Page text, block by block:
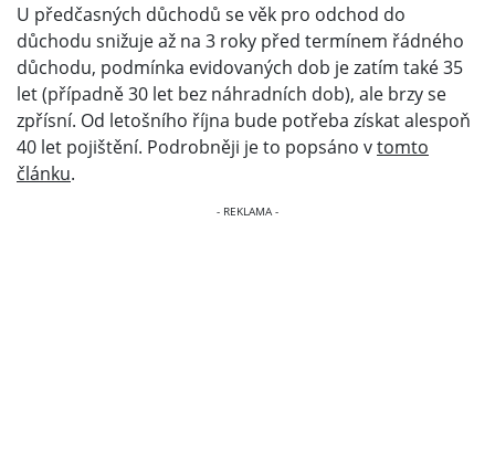
U předčasných důchodů se věk pro odchod do
důchodu snižuje až na 3 roky před termínem řádného
důchodu, podmínka evidovaných dob je zatím také 35
let (případně 30 let bez náhradních dob), ale brzy se
zpřísní. Od letošního října bude potřeba získat alespoň
40 let pojištění. Podrobněji je to popsáno vtomto
článku.